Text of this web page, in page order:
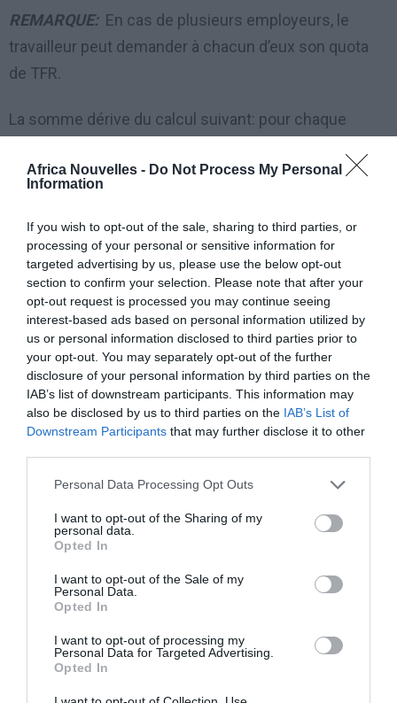
Africa Nouvelles - Do Not Process My Personal
Information
If you wish to opt-out of the sale, sharing to third parties, or
processing of your personal or sensitive information for
targeted advertising by us, please use the below opt-out
section to confirm your selection. Please note that after your
opt-out request is processed you may continue seeing
interest-based ads based on personal information utilized by
us or personal information disclosed to third parties prior to
your opt-out. You may separately opt-out of the further
disclosure of your personal information by third parties on the
IAB’s list of downstream participants. This information may
also be disclosed by us to third parties on the IAB’s List of
Downstream Participants that may further disclose it to other
Personal Data Processing Opt Outs
I want to opt-out of the Sharing of my
personal data.
Opted In
I want to opt-out of the Sale of my
Personal Data.
Opted In
I want to opt-out of processing my
Personal Data for Targeted Advertising.
Opted In
REMARQUE:En cas de plusieurs employeurs, le
travailleur peut demander à chacun d’eux son quota
de TFR.
La somme dérive du calcul suivant: pour chaque
divisant par 13,5 le total des rétributions perçues dans
les indemnités de nourriture et logement.
C’est une somme qui est mise de côté chaque année
et qui ensuite doit être réévaluée le 31 décembre de
chaque année, sur la base d’un coefficient égal à 75%
de l’augmentation de l’index des prix à la
consommation, pour les familles d’ouvriers et
employés, indiqué par l’ISTAT (Institut des
Statistiques), augmenté d’un fixe de 1.5%.
L’employeur devra correspondre, à titre d’anticipation,
demande d’avance. Dans ce cas, le coefficient de
réévaluation s’applique sur le montant entier mis de
côté jusqu’au mois où l’avance est payée.
s’applique, par contre, seulement sur le montant (au